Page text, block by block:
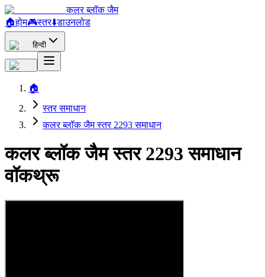
कलर ब्लॉक जैम
🏠होम🎮स्तर⬇️डाउनलोड
हिन्दी
🏠
स्तर समाधान
कलर ब्लॉक जैम स्तर 2293 समाधान
कलर ब्लॉक जैम स्तर 2293 समाधान
वॉकथ्रू